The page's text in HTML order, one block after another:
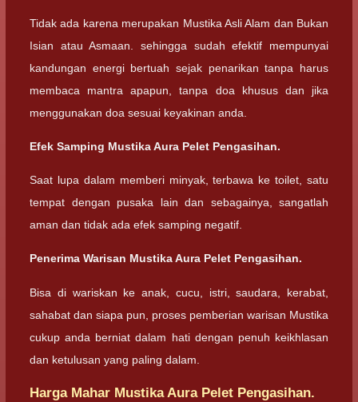
Tidak ada karena merupakan Mustika Asli Alam dan Bukan
Isian atau Asmaan. sehingga sudah efektif mempunyai
kandungan energi bertuah sejak penarikan tanpa harus
membaca mantra apapun, tanpa doa khusus dan jika
menggunakan doa sesuai keyakinan anda.
Efek Samping Mustika Aura Pelet Pengasihan.
Saat lupa dalam memberi minyak, terbawa ke toilet, satu
tempat dengan pusaka lain dan sebagainya, sangatlah
aman dan tidak ada efek samping negatif.
Penerima Warisan Mustika Aura Pelet Pengasihan.
Bisa di wariskan ke anak, cucu, istri, saudara, kerabat,
sahabat dan siapa pun, proses pemberian warisan Mustika
cukup anda berniat dalam hati dengan penuh keikhlasan
dan ketulusan yang paling dalam.
Harga Mahar Mustika Aura Pelet Pengasihan.